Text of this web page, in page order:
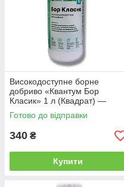
Високодоступне борне
добриво «Квантум Бор
Класик» 1 л (Квадрат) —
концентрат боретаноламіну
Готово до відправки
340 ₴
Купити